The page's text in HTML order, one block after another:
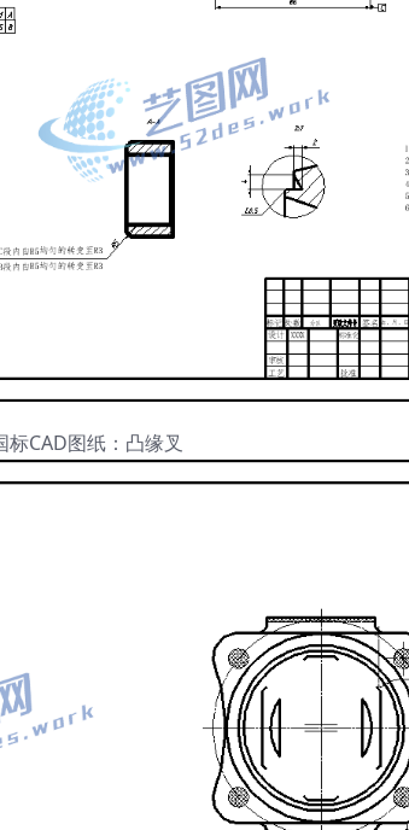
标CAD图纸：凸缘叉